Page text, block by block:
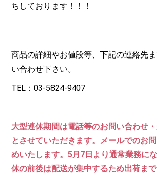
ちしております！！！
商品の詳細やお値段等、下記の連絡先
い合わせ下さい。
TEL：03-5824-9407
大型連休期間は電話等のお問い合わせ
とさせていただきます。メールでのお
めいたします。5月7日より通常業務に
休の前後は配送が集中するため出荷ま